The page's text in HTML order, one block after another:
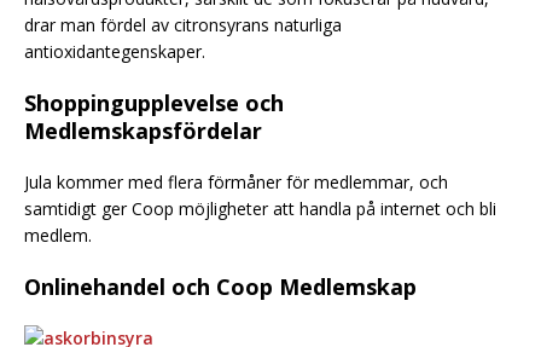
drar man fördel av citronsyrans naturliga
antioxidantegenskaper.
Shoppingupplevelse och
Medlemskapsfördelar
Jula kommer med flera förmåner för medlemmar, och
samtidigt ger Coop möjligheter att handla på internet och bli
medlem.
Onlinehandel och Coop Medlemskap